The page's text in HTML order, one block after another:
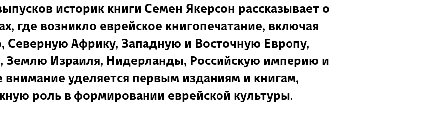
историк книги Семен Якерсон рассказывает о
где возникло еврейское книгопечатание, включая
Северную Африку, Западную и Восточную Европу,
Израиля, Нидерланды, Российскую империю и
уделяется первым изданиям и книгам,
роль в формировании еврейской культуры.